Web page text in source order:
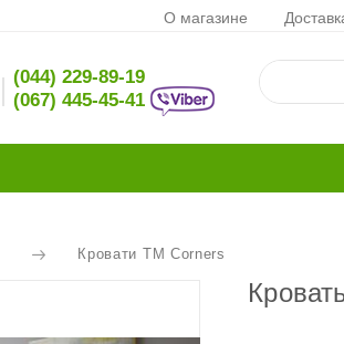
О магазине
(044) 229-89-19
(067) 445-45-41
Кровати ТМ Corners